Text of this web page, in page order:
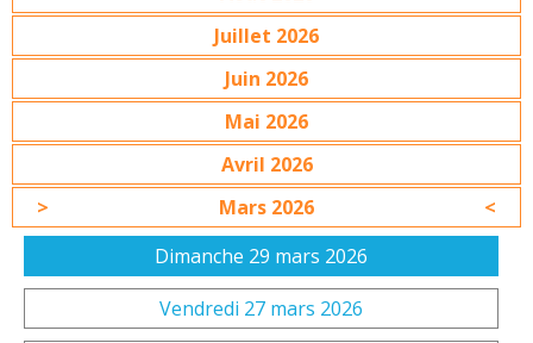
Juillet 2026
Juin 2026
Mai 2026
Avril 2026
Mars 2026
Dimanche 29 mars 2026
Vendredi 27 mars 2026